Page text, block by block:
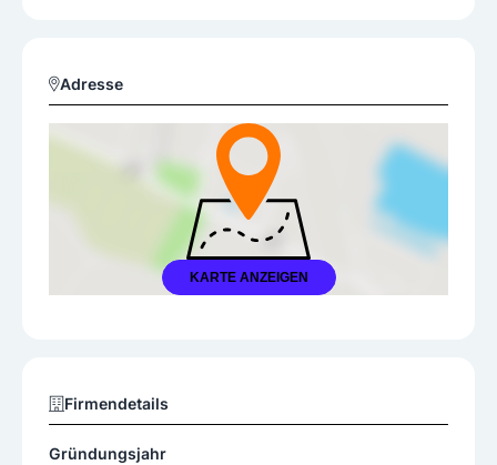
Adresse
KARTE ANZEIGEN
Firmendetails
Gründungsjahr